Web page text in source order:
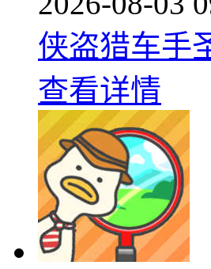
侠盗猎车手
查看详情